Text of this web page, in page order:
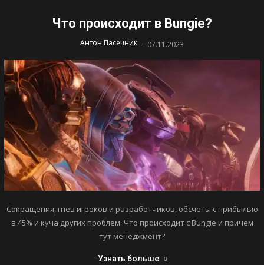
Что происходит в Bungie?
Антон Пасечник - 07.11.2023
Сокращения, гнев игроков и разработчиков, обсчеты с прибылью
в 45% и куча других проблем. Что происходит с Bungie и причем
тут менеджмент?
Узнать больше